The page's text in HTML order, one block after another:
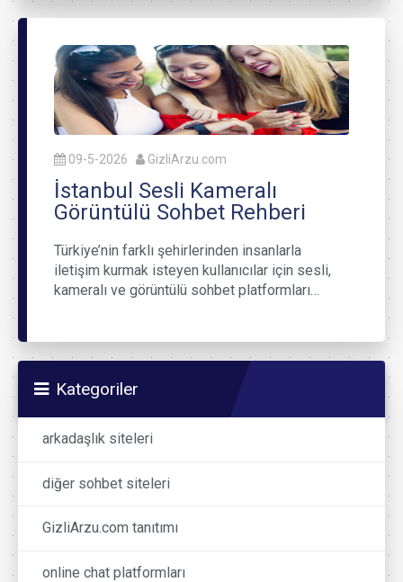
09-5-2026 GizliArzu.com
İstanbul Sesli Kameralı
Görüntülü Sohbet Rehberi
Türkiye’nin farklı şehirlerinden insanlarla
iletişim kurmak isteyen kullanıcılar için sesli,
kameralı ve görüntülü sohbet platformları…
Kategoriler
arkadaşlık siteleri
diğer sohbet siteleri
GizliArzu.com tanıtımı
online chat platformları